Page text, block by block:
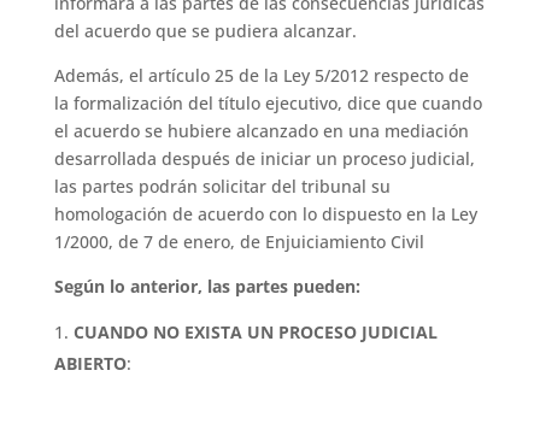
del acuerdo que se pudiera alcanzar.
Además, el artículo 25 de la Ley 5/2012 respecto de
la formalización del título ejecutivo, dice que cuando
el acuerdo se hubiere alcanzado en una mediación
desarrollada después de iniciar un proceso judicial,
las partes podrán solicitar del tribunal su
homologación de acuerdo con lo dispuesto en la Ley
1/2000, de 7 de enero, de Enjuiciamiento Civil
Según lo anterior, las partes pueden:
CUANDO NO EXISTA UN PROCESO JUDICIAL
ABIERTO: